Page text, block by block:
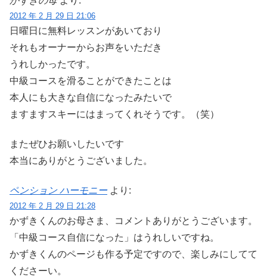
2012 年 2 月 29 日 21:06
日曜日に無料レッスンがあいており
それもオーナーからお声をいただき
うれしかったです。
中級コースを滑ることができたことは
本人にも大きな自信になったみたいで
ますますスキーにはまってくれそうです。（笑）
またぜひお願いしたいです
本当にありがとうございました。
ペンション ハーモニー より:
2012 年 2 月 29 日 21:28
かずきくんのお母さま、コメントありがとうございます。
「中級コース自信になった」はうれしいですね。
かずきくんのページも作る予定ですので、楽しみにしてて
くださーい。